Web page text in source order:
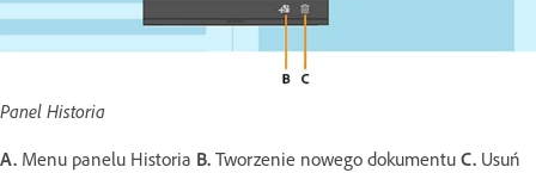
Panel Historia
A. Menu panelu Historia B. Tworzenie nowego dokumentu C. Usuń